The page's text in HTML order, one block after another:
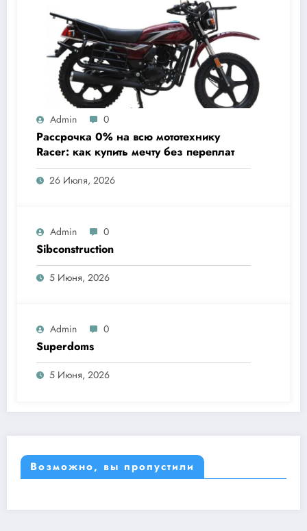
Admin 0
Рассрочка 0% на всю мототехнику
Racer: как купить мечту без переплат
26 Июля, 2026
Admin 0
Sibconstruction
5 Июня, 2026
Admin 0
Superdoms
5 Июня, 2026
Возможно, вы пропустили